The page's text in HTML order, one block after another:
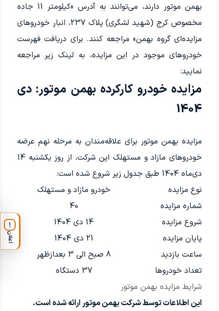
بهمن موتور دارند، می‌توانند به آدرس «کیلومتر 11 جاده
مخصوص کرج (شهید لشگری) پلاک 237، انبار خودروهای
مزایده‌ای گروه بهمن» مراجعه کنند. برای دریافت فهرست
خودروهای موجود در این مزایده، به لینک زیر مراجعه
نمایید:
مزایده خودرو کارکرده بهمن موتور: دی
1404
مزایده بهمن موتور برای علاقه‌مندان به مرحله نهم عرضه
خودروهای مازاد و مستهلک این شرکت، از روز یکشنبه 14
دی‌ماه 1404 طبق جدول زیر شروع شده است:
شرایط مزایده بهمن موتور
نوع مزایده
خودرو مازاد و مستهلک
شماره مزایده
40
شروع مزایده
14 دی 1404
پایان مزایده
21 دی 1404
ساعت بازدید
8 صبح الی 3 بعدازظهر
تعداد خودروها
37 دستگاه
این اطلاعات توسط شرکت بهمن موتور ارائه شده است.
!
اعلان